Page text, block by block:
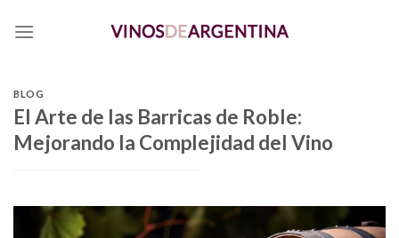
BLOG
El Arte de las Barricas de Roble:
Mejorando la Complejidad del Vino